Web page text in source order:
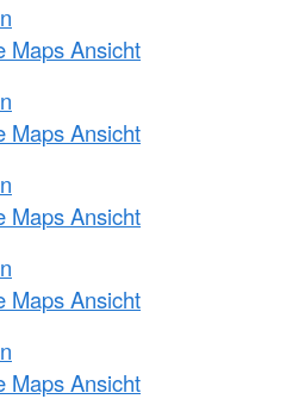
Maps Ansicht
Maps Ansicht
Maps Ansicht
Maps Ansicht
Maps Ansicht